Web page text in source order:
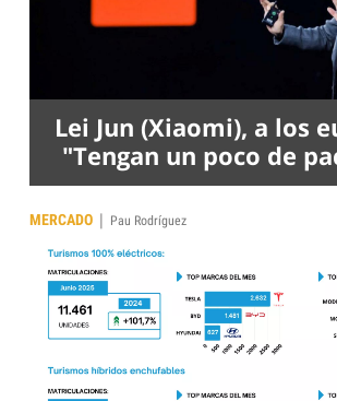
Lei Jun (Xiaomi), a los
"Tengan un poco de
MERCADO | Pau Rodríguez